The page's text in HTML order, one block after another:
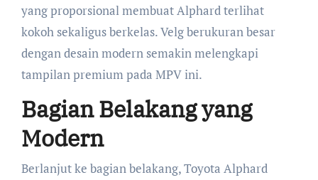
yang proporsional membuat Alphard terlihat
kokoh sekaligus berkelas. Velg berukuran besar
dengan desain modern semakin melengkapi
tampilan premium pada MPV ini.
Bagian Belakang yang
Modern
Berlanjut ke bagian belakang, Toyota Alphard